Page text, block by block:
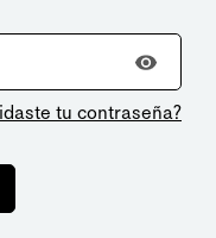
tu contraseña?